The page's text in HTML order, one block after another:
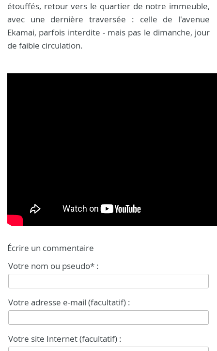
étouffés, retour vers le quartier de notre immeuble,
avec une dernière traversée : celle de l'avenue
Ekamai, parfois interdite - mais pas le dimanche, jour
de faible circulation.
Écrire un commentaire
Votre nom ou pseudo* :
Votre adresse e-mail (facultatif) :
Votre site Internet (facultatif) :